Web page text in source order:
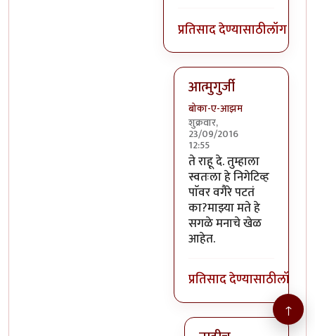
प्रतिसाद देण्यासाठीलॉग इन
आत्मुगुर्जी
बोका-ए-आझम
शुक्रवार,
23/09/2016
12:55
In reply to@तस्मात्
ते राहू दे. तुम्हाला
स्वतःला हे निगेटिव्ह
पाॅवर वगैरे पटतं
का?माझ्या मते हे
सगळे मनाचे खेळ
आहेत.
प्रतिसाद देण्यासाठीलॉग
↑